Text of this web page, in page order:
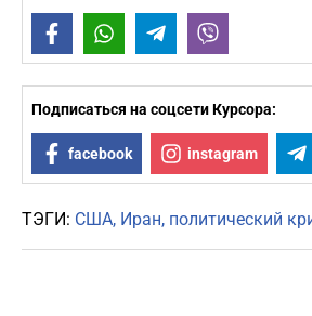
FacebookWhatsAppTelegram
Подписаться на соцсети Курсора:
facebook instagram
ТЭГИ: США Иран политический